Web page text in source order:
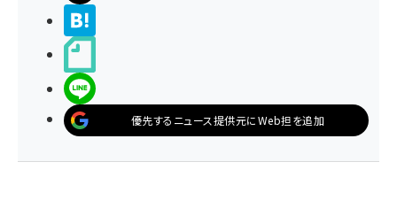
優先するニュース提供元にWeb担を追加